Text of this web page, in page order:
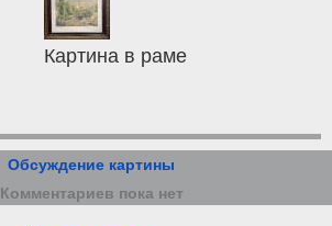
Картина в раме
Обсуждение картины
Комментариев пока нет